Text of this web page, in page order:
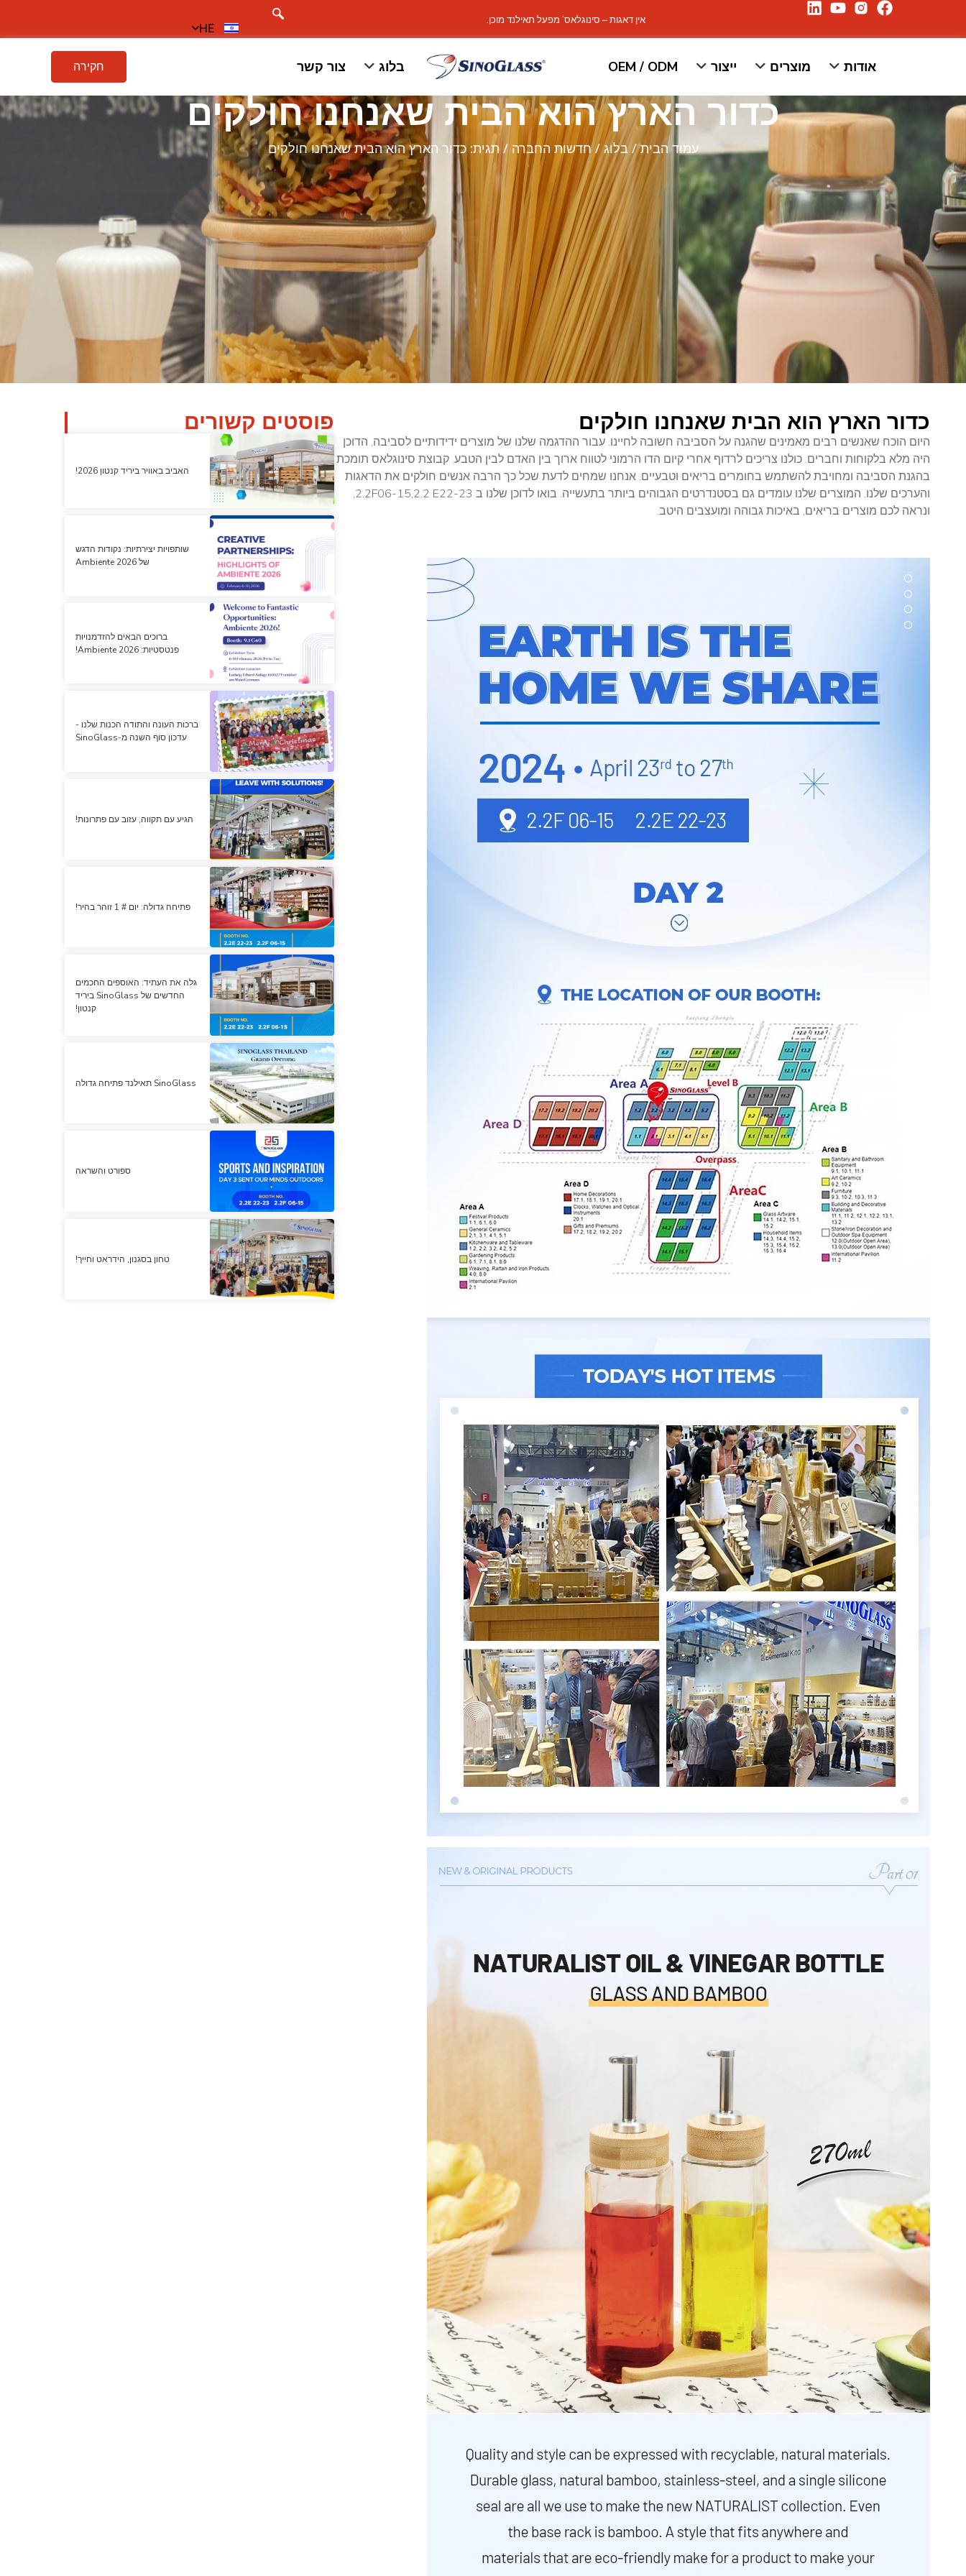
אין דאגות – סינוגלאס’ מפעל תאילנד מוכן.
HE
אודות מוצרים ייצור OEM / ODM בלוג צור קשר חקירה
כדור הארץ הוא הבית שאנחנו חולקים
עמוד הבית/בלוג/חדשות החברה / תגית: כדור הארץ הוא הבית שאנחנו חולקים
כדור הארץ הוא הבית שאנחנו חולקים
היום הוכח שאנשים רבים מאמינים שהגנה על הסביבה חשובה לחיינו. עבור ההדגמה שלנו של מוצרים ידידותיים לסביבה, הדוכן
היה מלא בלקוחות וחברים. כולנו צריכים לרדוף אחרי קיום הדו הרמוני לטווח ארוך בין האדם לבין הטבע. קבוצת סינוגלאס תומכת
בהגנת הסביבה ומחויבת להשתמש בחומרים בריאים וטבעיים. אנחנו שמחים לדעת שכל כך הרבה אנשים חולקים את הדאגות
והערכים שלנו. המוצרים שלנו עומדים גם בסטנדרטים הגבוהים ביותר בתעשייה. בואו לדוכן שלנו ב 2.2F06-15,2.2 E22-23,
ונראה לכם מוצרים בריאים, באיכות גבוהה ומועצבים היטב.
פוסטים קשורים
האביב באוויר ביריד קנטון 2026!
שותפויות יצירתיות: נקודות הדגש
של Ambiente 2026
ברוכים הבאים להזדמנויות
פנטסטיות: Ambiente 2026!
ברכות העונה והתודה הכנות שלנו -
עדכון סוף השנה מ-SinoGlass
הגיע עם תקווה, עזוב עם פתרונות!
פתיחה גדולה: יום # 1 זוהר בהיר!
גלה את העתיד: האוספים החכמים
החדשים של SinoGlass ביריד
קנטון!
SinoGlass תאילנד פתיחה גדולה
ספורט והשראה
טחון בסגנון, הידראט וחייך!